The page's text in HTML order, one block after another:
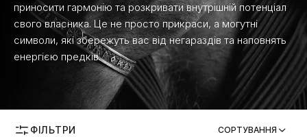
приносити гармонію та розкривати внутрішній потенціал
свого власника. Це не просто прикраси, а могутні
символи, які збережуть вас від негараздів та наповнять
енергією предків.
ФІЛЬТРИ
РОЗМІР
ДОВЖИНА
ТЕМАТИКА
СОРТУВАННЯ